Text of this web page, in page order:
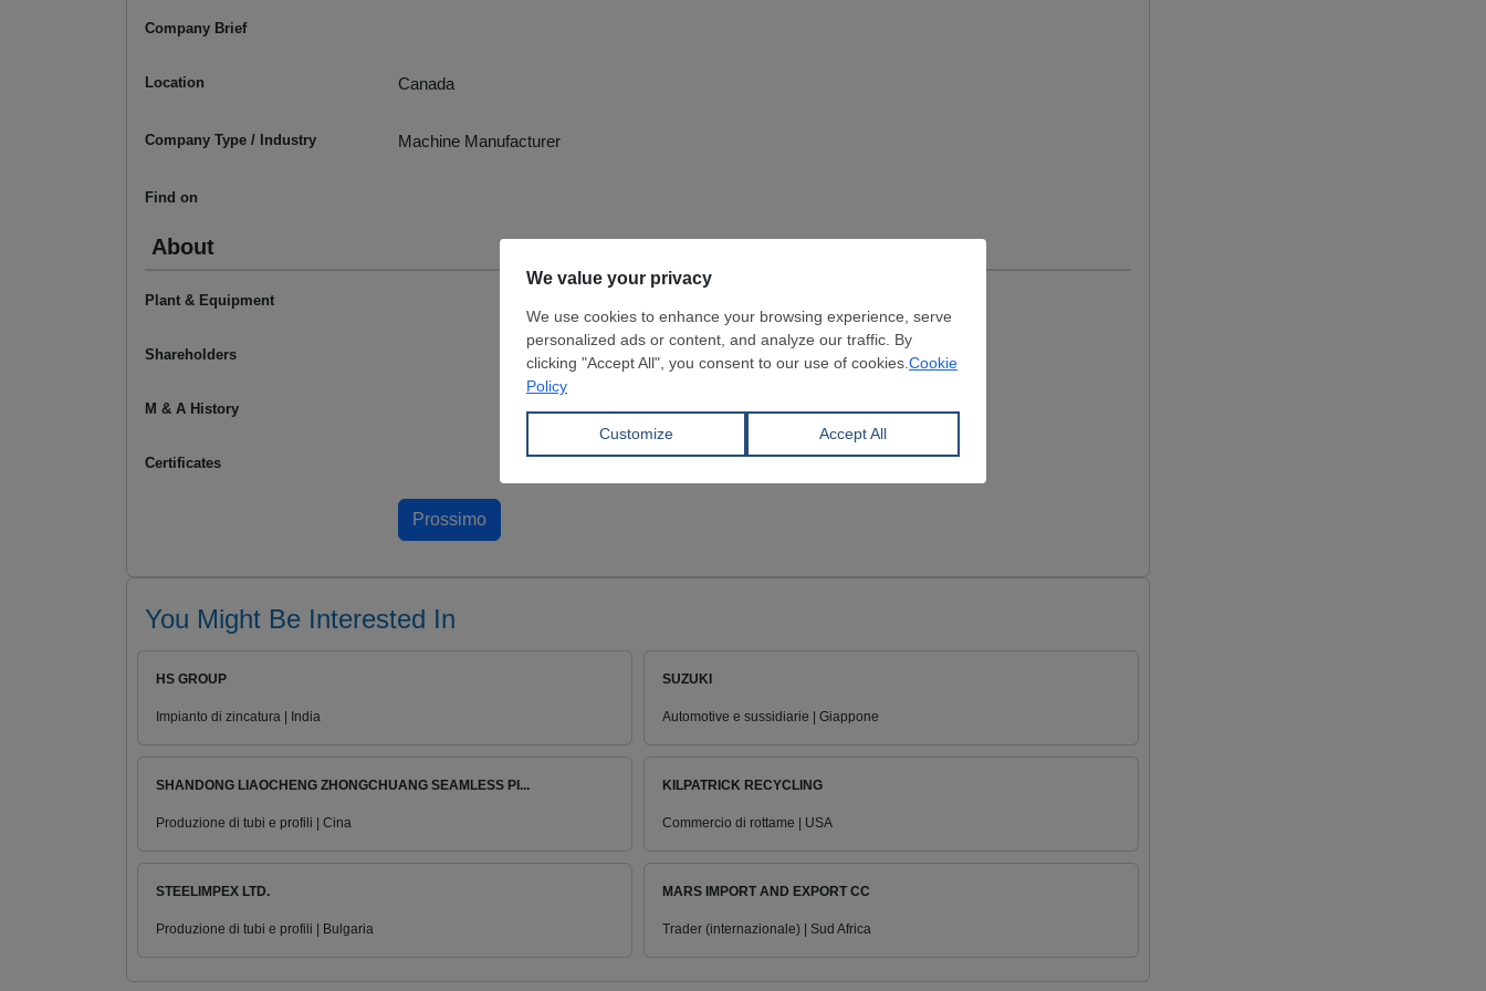
Company Brief
Location Canada
Company Type / Industry Machine Manufacturer
Find on
About
Plant & Equipment
Shareholders
M & A History
Certificates
You Might Be Interested In
HS GROUP
Impianto di zincatura | India
SUZUKI
Automotive e sussidiarie | Giappone
SHANDONG LIAOCHENG ZHONGCHUANG SEAMLESS PI...
Produzione di tubi e profili | Cina
KILPATRICK RECYCLING
Commercio di rottame | USA
STEELIMPEX LTD.
Produzione di tubi e profili | Bulgaria
MARS IMPORT AND EXPORT CC
Trader (internazionale) | Sud Africa